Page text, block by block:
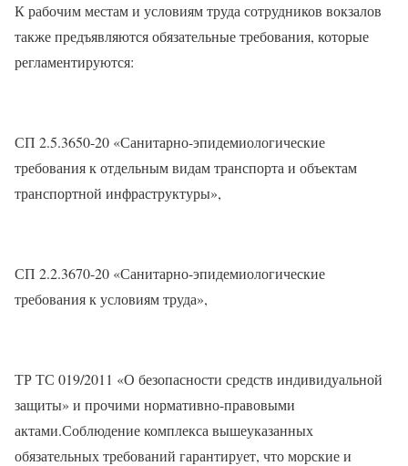
К рабочим местам и условиям труда сотрудников вокзалов
также предъявляются обязательные требования, которые
регламентируются:
СП 2.5.3650-20 «Санитарно-эпидемиологические
требования к отдельным видам транспорта и объектам
транспортной инфраструктуры»,
СП 2.2.3670-20 «Санитарно-эпидемиологические
требования к условиям труда»,
ТР ТС 019/2011 «О безопасности средств индивидуальной
защиты» и прочими нормативно-правовыми
актами.Соблюдение комплекса вышеуказанных
обязательных требований гарантирует, что морские и